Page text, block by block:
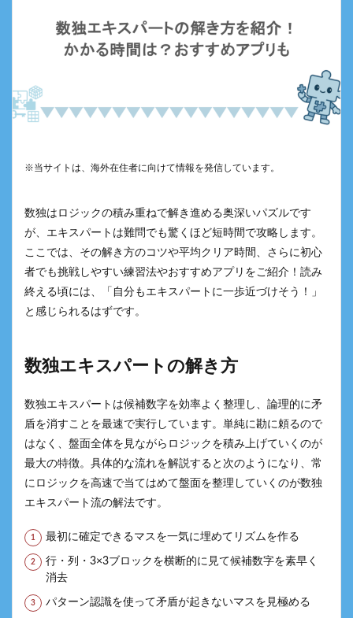
※当サイトは、海外在住者に向けて情報を発信しています。
数独はロジックの積み重ねで解き進める奥深いパズルです
が、エキスパートは難問でも驚くほど短時間で攻略します。
ここでは、その解き方のコツや平均クリア時間、さらに初心
者でも挑戦しやすい練習法やおすすめアプリをご紹介！読み
終える頃には、「自分もエキスパートに一歩近づけそう！」
と感じられるはずです。
数独エキスパートの解き方
数独エキスパートは候補数字を効率よく整理し、論理的に矛
盾を消すことを最速で実行しています。単純に勘に頼るので
はなく、盤面全体を見ながらロジックを積み上げていくのが
最大の特徴。具体的な流れを解説すると次のようになり、常
にロジックを高速で当てはめて盤面を整理していくのが数独
エキスパート流の解法です。
最初に確定できるマスを一気に埋めてリズムを作る
行・列・3×3ブロックを横断的に見て候補数字を素早く
消去
パターン認識を使って矛盾が起きないマスを見極める